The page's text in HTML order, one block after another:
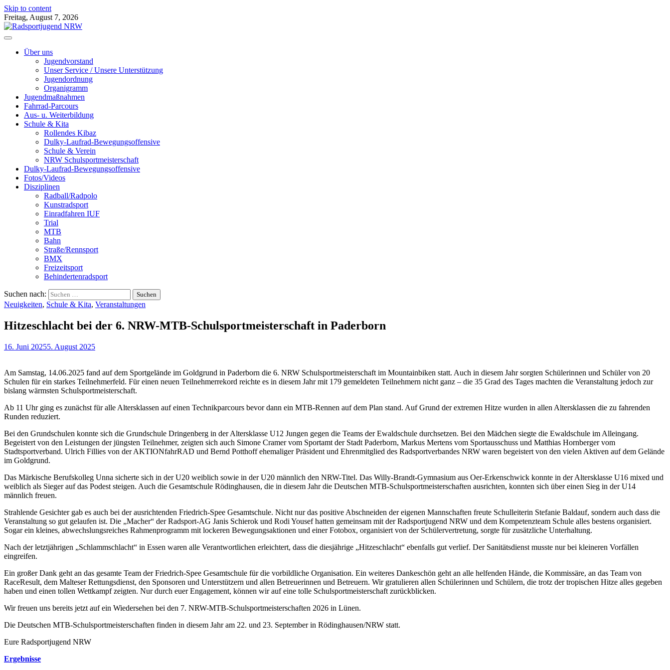
Skip to content
Freitag, August 7, 2026
Über uns
Jugendvorstand
Unser Service / Unsere Unterstützung
Jugendordnung
Organigramm
Jugendmaßnahmen
Fahrrad-Parcours
Aus- u. Weiterbildung
Schule & Kita
Rollendes Kibaz
Dulky-Laufrad-Bewegungsoffensive
Schule & Verein
NRW Schulsportmeisterschaft
Dulky-Laufrad-Bewegungsoffensive
Fotos/Videos
Disziplinen
Radball/Radpolo
Kunstradsport
Einradfahren IUF
Trial
MTB
Bahn
Straße/Rennsport
BMX
Freizeitsport
Behindertenradsport
Suchen nach:
Neuigkeiten, Schule & Kita, Veranstaltungen
Hitzeschlacht bei der 6. NRW-MTB-Schulsportmeisterschaft in Paderborn
16. Juni 20255. August 2025
Am Samstag, 14.06.2025 fand auf dem Sportgelände im Goldgrund in Paderborn die 6. NRW Schulsportmeisterschaft im Mountainbiken statt. Auch in diesem Jahr sorgten Schülerinnen und Schüler von 20
Schulen für ein starkes Teilnehmerfeld. Für einen neuen Teilnehmerrekord reichte es in diesem Jahr mit 179 gemeldeten Teilnehmern nicht ganz – die 35 Grad des Tages machten die Veranstaltung jedoch zur
bislang wärmsten Schulsportmeisterschaft.
Ab 11 Uhr ging es zunächst für alle Altersklassen auf einen Technikparcours bevor dann ein MTB-Rennen auf dem Plan stand. Auf Grund der extremen Hitze wurden in allen Altersklassen die zu fahrenden
Runden reduziert.
Bei den Grundschulen konnte sich die Grundschule Dringenberg in der Altersklasse U12 Jungen gegen die Teams der Ewaldschule durchsetzen. Bei den Mädchen siegte die Ewaldschule im Alleingang.
Begeistert von den Leistungen der jüngsten Teilnehmer, zeigten sich auch Simone Cramer vom Sportamt der Stadt Paderborn, Markus Mertens vom Sportausschuss und Matthias Hornberger vom
Stadtsportverband. Ulrich Fillies von der AKTIONfahrRAD und Bernd Potthoff ehemaliger Präsident und Ehrenmitglied des Radsportverbandes NRW waren begeistert von den vielen Aktiven auf dem Gelände
im Goldgrund.
Das Märkische Berufskolleg Unna sicherte sich in der U20 weiblich sowie in der U20 männlich den NRW-Titel. Das Willy-Brandt-Gymnasium aus Oer-Erkenschwick konnte in der Altersklasse U16 mixed und
weiblich als Sieger auf das Podest steigen. Auch die Gesamtschule Rödinghausen, die in diesem Jahr die Deutschen MTB-Schulsportmeisterschaften ausrichten, konnten sich über einen Sieg in der U14
männlich freuen.
Strahlende Gesichter gab es auch bei der ausrichtenden Friedrich-Spee Gesamtschule. Nicht nur das positive Abschneiden der eigenen Mannschaften freute Schulleiterin Stefanie Baldauf, sondern auch dass die
Veranstaltung so gut gelaufen ist. Die „Macher“ der Radsport-AG Janis Schierok und Rodi Yousef hatten gemeinsam mit der Radsportjugend NRW und dem Kompetenzteam Schule alles bestens organisiert.
Sogar ein kleines, abwechslungsreiches Rahmenprogramm mit lockeren Bewegungsaktionen und einer Fotobox, organisiert von der Schülervertretung, sorgte für zusätzliche Unterhaltung.
Nach der letztjährigen „Schlammschlacht“ in Essen waren alle Verantwortlichen erleichtert, dass die diesjährige „Hitzeschlacht“ ebenfalls gut verlief. Der Sanitätsdienst musste nur bei kleineren Vorfällen
eingreifen.
Ein großer Dank geht an das gesamte Team der Friedrich-Spee Gesamtschule für die vorbildliche Organisation. Ein weiteres Dankeschön geht an alle helfenden Hände, die Kommissäre, an das Team von
RaceResult, dem Malteser Rettungsdienst, den Sponsoren und Unterstützern und allen Betreuerinnen und Betreuern. Wir gratulieren allen Schülerinnen und Schülern, die trotz der tropischen Hitze alles gegeben
haben und einen tollen Wettkampf zeigten. Nur durch euer Engagement, können wir auf eine tolle Schulsportmeisterschaft zurückblicken.
Wir freuen uns bereits jetzt auf ein Wiedersehen bei den 7. NRW-MTB-Schulsportmeisterschaften 2026 in Lünen.
Die Deutschen MTB-Schulsportmeisterschaften finden in diesem Jahr am 22. und 23. September in Rödinghausen/NRW statt.
Eure Radsportjugend NRW
Ergebnisse